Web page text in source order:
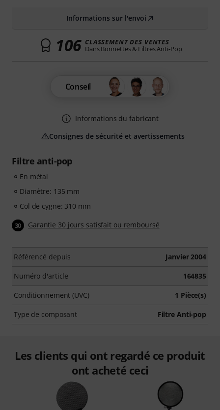
Filtre anti-pop
En métal
Diamètre: 135 mm
Col de cygne: 310 mm
30 Garantie 30 jours satisfait ou remboursé
Référencé depuis Janvier 2004
Numéro d'article 164835
Conditionnement (UVC) 1 Pièce(s)
Type de composant Filtre Anti-pop
Informations sur l'envoi
106 CLASSEMENT DES VENTES
Dans Bonnettes & Filtres Anti-Pop
Conseil
Informations du fabricant
Consignes de sécurité et avertissements
Les clients qui ont regardé ce produit
ont acheté ceci